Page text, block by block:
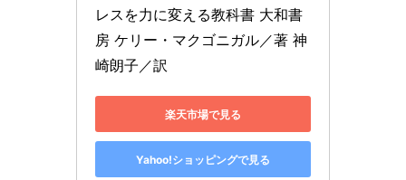
レスを力に変える教科書 大和書
房 ケリー・マクゴニガル／著 神
崎朗子／訳
楽天市場で見る
Yahoo!ショッピングで見る